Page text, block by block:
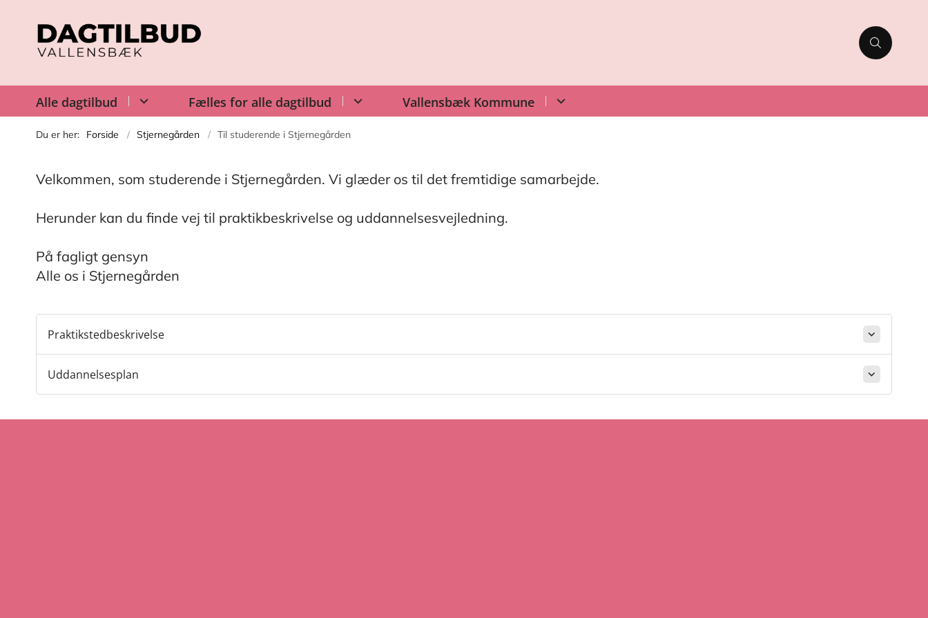
Alle dagtilbud Fælles for alle dagtilbud Vallensbæk Kommune
Du er her: Forside Stjernegården Til studerende i Stjernegården
Velkommen, som studerende i Stjernegården. Vi glæder os til det fremtidige samarbejde.
Herunder kan du finde vej til praktikbeskrivelse og uddannelsesvejledning.
På fagligt gensyn
Alle os i Stjernegården
Praktikstedbeskrivelse
Uddannelsesplan